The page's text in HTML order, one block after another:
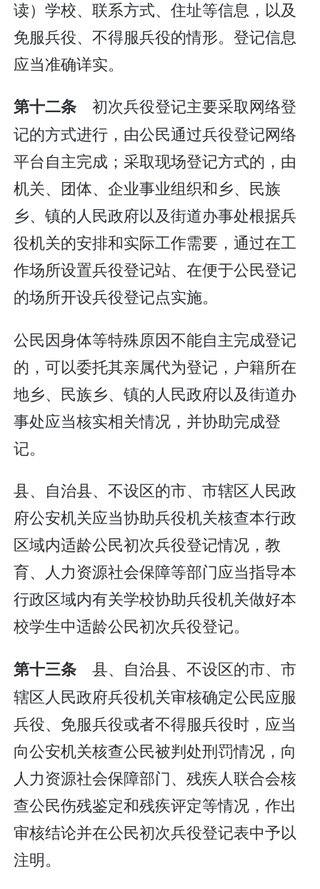
读）学校、联系方式、住址等信息，以及
免服兵役、不得服兵役的情形。登记信息
应当准确详实。
第十二条初次兵役登记主要采取网络登
记的方式进行，由公民通过兵役登记网络
平台自主完成；采取现场登记方式的，由
机关、团体、企业事业组织和乡、民族
乡、镇的人民政府以及街道办事处根据兵
役机关的安排和实际工作需要，通过在工
作场所设置兵役登记站、在便于公民登记
的场所开设兵役登记点实施。
公民因身体等特殊原因不能自主完成登记
的，可以委托其亲属代为登记，户籍所在
地乡、民族乡、镇的人民政府以及街道办
事处应当核实相关情况，并协助完成登
记。
县、自治县、不设区的市、市辖区人民政
府公安机关应当协助兵役机关核查本行政
区域内适龄公民初次兵役登记情况，教
育、人力资源社会保障等部门应当指导本
行政区域内有关学校协助兵役机关做好本
校学生中适龄公民初次兵役登记。
第十三条县、自治县、不设区的市、市
辖区人民政府兵役机关审核确定公民应服
兵役、免服兵役或者不得服兵役时，应当
向公安机关核查公民被判处刑罚情况，向
人力资源社会保障部门、残疾人联合会核
查公民伤残鉴定和残疾评定等情况，作出
审核结论并在公民初次兵役登记表中予以
注明。